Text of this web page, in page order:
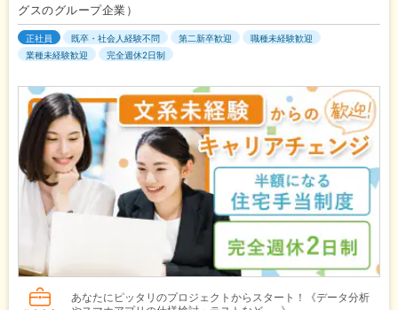
グスのグループ企業）
正社員 既卒・社会人経験不問 第二新卒歓迎
職種未経験歓迎
業種未経験歓迎
完全週休2日制
あなたにピッタリのプロジェクトからスタート！《データ分析